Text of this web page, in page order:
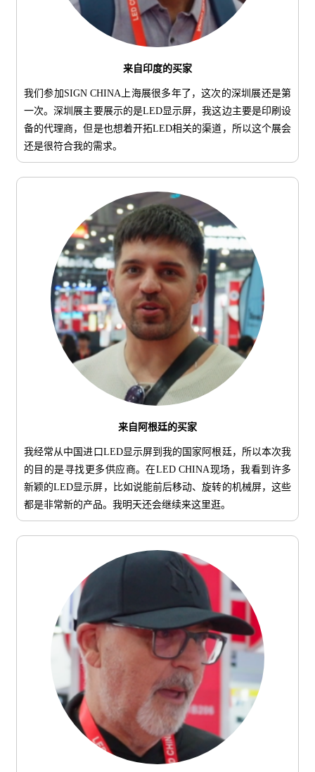
来自印度的买家
我们参加SIGN CHINA上海展很多年了，这次的深圳展还是第
一次。深圳展主要展示的是LED显示屏，我这边主要是印刷设
备的代理商，但是也想着开拓LED相关的渠道，所以这个展会
还是很符合我的需求。
来自阿根廷的买家
我经常从中国进口LED显示屏到我的国家阿根廷，所以本次我
的目的是寻找更多供应商。在LED CHINA现场，我看到许多
新颖的LED显示屏，比如说能前后移动、旋转的机械屏，这些
都是非常新的产品。我明天还会继续来这里逛。